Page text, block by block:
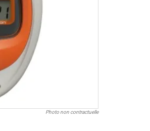
Photo non contractuelle